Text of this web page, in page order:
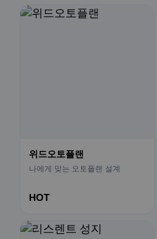
위드오토플랜
나에게 맞는 오토플랜 설계
HOT